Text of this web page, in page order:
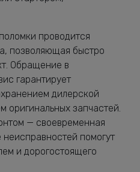
проводится
позволяющая быстро
Обращение в
гарантирует
дилерской
оригинальных запчастей.
— своевременная
помогут
и дорогостоящего